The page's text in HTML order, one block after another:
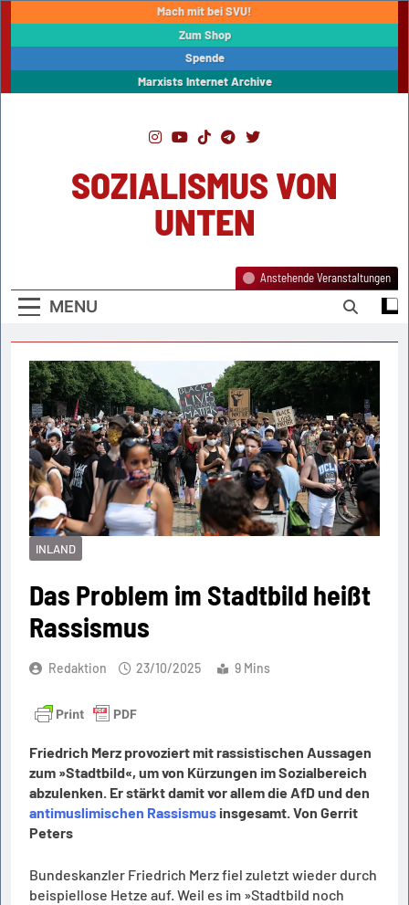
Mach mit bei SVU!
Zum Shop
Spende
Marxists Internet Archive
SOZIALISMUS VON
UNTEN
MENU
Anstehende Veranstaltungen
INLAND
Das Problem im Stadtbild heißt
Rassismus
Redaktion 23/10/2025 9 Mins
Friedrich Merz provoziert mit rassistischen Aussagen
zum »Stadtbild«, um von Kürzungen im Sozialbereich
abzulenken. Er stärkt damit vor allem die AfD und den
antimuslimischen Rassismus insgesamt. Von Gerrit
Peters
Bundeskanzler Friedrich Merz fiel zuletzt wieder durch
beispiellose Hetze auf. Weil es im »Stadtbild noch